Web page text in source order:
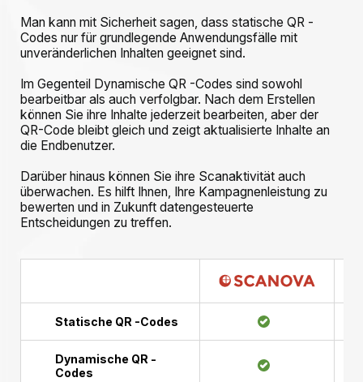
Man kann mit Sicherheit sagen, dass statische QR -
Codes nur für grundlegende Anwendungsfälle mit
unveränderlichen Inhalten geeignet sind.
Im Gegenteil Dynamische QR -Codes sind sowohl
bearbeitbar als auch verfolgbar. Nach dem Erstellen
können Sie ihre Inhalte jederzeit bearbeiten, aber der
QR-Code bleibt gleich und zeigt aktualisierte Inhalte an
die Endbenutzer.
Darüber hinaus können Sie ihre Scanaktivität auch
überwachen. Es hilft Ihnen, Ihre Kampagnenleistung zu
bewerten und in Zukunft datengesteuerte
Entscheidungen zu treffen.
Statische QR -Codes
Dynamische QR -
Codes